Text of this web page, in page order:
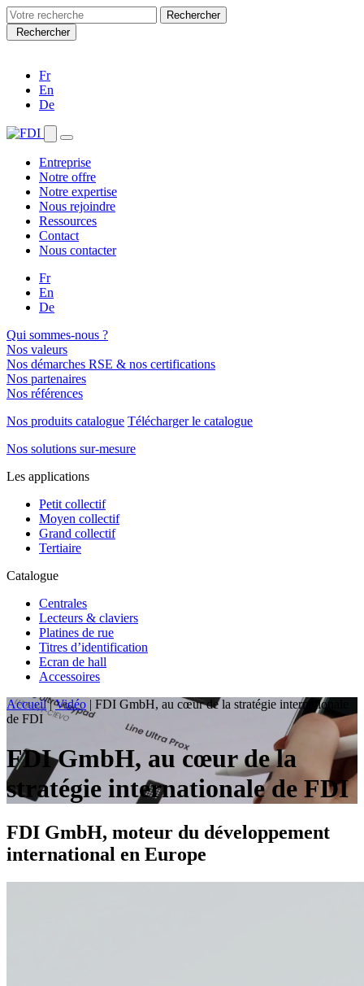
Search
for:Rechercher
Fr
En
De
Entreprise
Notre offre
Notre expertise
Nous rejoindre
Ressources
Contact
Nous contacter
Fr
En
De
Qui sommes-nous ?
Nos valeurs
Nos démarches RSE & nos certifications
Nos partenaires
Nos références
Nos produits catalogue Télécharger le catalogue
Nos solutions sur-mesure
Les applications
Petit collectif
Moyen collectif
Grand collectif
Tertiaire
Catalogue
Centrales
Lecteurs & claviers
Platines de rue
Titres d’identification
Ecran de hall
Accessoires
Accueil|Vidéo | FDI GmbH, au cœur de la stratégie internationale
de FDI
FDI GmbH, au cœur de la
stratégie internationale de FDI
FDI GmbH, moteur du développement
international en Europe